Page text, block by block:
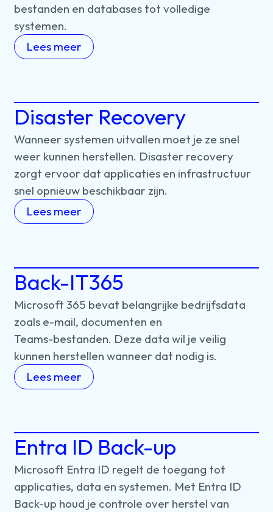
bestanden en databases totvolledige
systemen.
Lees meer
Disaster Recovery
Wanneersystemen uitvallen moet je zesnel
weer kunnen herstellen. Disaster recovery
zorgt ervoor dat applicaties en infrastructuur
snel opnieuw beschikbaar zijn.
Lees meer
Back-IT365
Microsoft365 bevat belangrijke bedrijfsdata
zoals e⁠⁠-⁠⁠mail, documenten en
Teams⁠⁠-⁠⁠bestanden. Deze datawil jeveilig
kunnen herstellenwanneer dat nodig is.
Lees meer
Entra ID Back-up
Microsoft Entra ID regelt de toegang tot
applicaties, data ensystemen. Met Entra ID
Back⁠⁠-⁠⁠up houd je controle over herstelvan